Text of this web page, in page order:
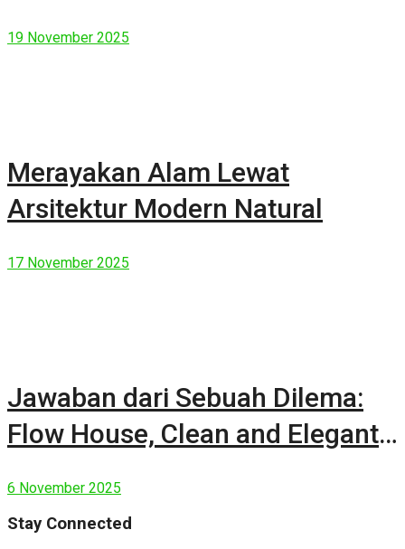
19 November 2025
Merayakan Alam Lewat
Arsitektur Modern Natural
17 November 2025
Jawaban dari Sebuah Dilema:
Flow House, Clean and Elegant
6 November 2025
Stay Connected